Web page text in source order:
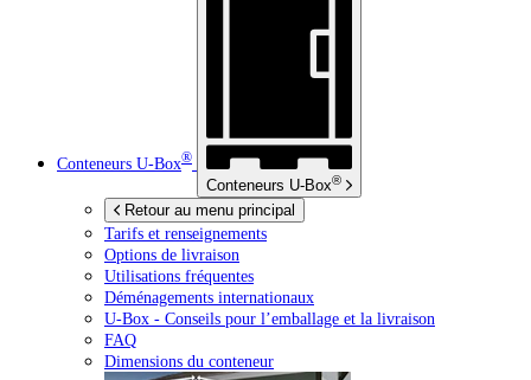
Conteneurs U-Box®
Conteneurs U-Box®
Retour au menu principal
Tarifs et renseignements
Options de livraison
Utilisations fréquentes
Déménagements internationaux
U-Box - Conseils pour l’emballage et la livraison
FAQ
Dimensions du conteneur